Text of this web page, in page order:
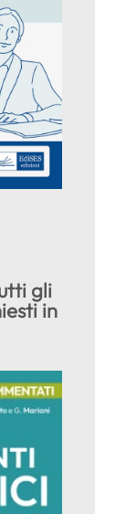
gli
in